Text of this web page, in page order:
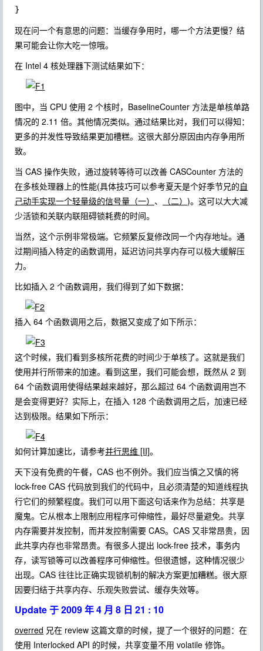
}
现在问一个有意思的问题：当缓存争用时，哪一个方法更慢？结
果可能会让你大吃一惊哦。
在 Intel 4 核处理器下测试结果如下：
图中，当 CPU 使用 2 个核时，BaselineCounter 方法是单核单路
情况的 2.11 倍。其他情况类似。通过结果比对，我们可以得知：
更多的并发性导致结果更加槽糕。这很大部分原因由内存争用所
致。
当 CAS 操作失败，通过旋转等待可以改善 CASCounter 方法的
在多核处理器上的性能(具体技巧可以参考夏天是个好季节兄的自
己动手实现一个轻量级的信号量（一） 、 （二） )。这可以大大减
少活锁和关联内联阻碍锁耗费的时间。
当然，这个示例非常极端。它频繁反复修改同一个内存地址。通
过期间插入特定的函数调用，延迟访问共享内存可以极大缓解压
力。
比如插入 2 个函数调用，我们得到了如下数据：
插入 64 个函数调用之后，数据又变成了如下所示：
这个时候，我们看到多核所花费的时间少于单核了。这就是我们
使用并行所带来的加速。看到这里，我们可能会想，既然从 2 到
64 个函数调用使得结果越来越好，那么超过 64 个函数调用岂不
是会变得更好？实际上，在插入 128 个函数调用之后，加速已经
达到极限。结果如下所示：
如何计算加速比，请参考并行思维 [II]。
天下没有免费的午餐，CAS 也不例外。我们应当慎之又慎的将
lock-free CAS 代码放到我们的代码中，且必须清楚的知道线程执
行它们的频繁程度。我们可以用下面这句话来作为总结：共享是
魔鬼。它从根本上限制应用程序可伸缩性，最好尽量避免。共享
内存需要并发控制，而并发控制需要 CAS。CAS 又非常昂贵，因
此共享内存也非常昂贵。有很多人提出 lock-free 技术，事务内
存，读写锁等可以改善程序可伸缩性。但很遗憾，这种情况很少
出现。CAS 往往比正确实现锁机制的解决方案更加糟糕。很大原
因要归结于共享内存、乐观失败尝试、缓存失效等。
Update 于 2009 年 4 月 8 日 21 : 10
overred 兄在 review 这篇文章的时候，提了一个很好的问题：在
使用 Interlocked API 的时候，共享变量不用 volatile 修饰。